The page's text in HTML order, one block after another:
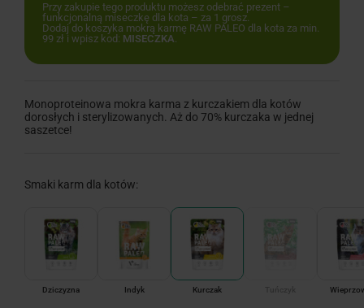
Przy zakupie tego produktu możesz odebrać prezent –
funkcjonalną miseczkę dla kota – za 1 grosz.
Dodaj do koszyka mokrą karmę RAW PALEO dla kota za min.
99 zł i wpisz kod: MISECZKA.
Monoproteinowa mokra karma z kurczakiem dla kotów
dorosłych i sterylizowanych. Aż do 70% kurczaka w jednej
saszetce!
Smaki karm dla kotów:
Dziczyzna Indyk Kurczak